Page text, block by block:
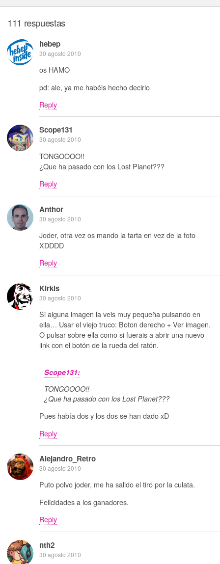
111 respuestas
hebep
30 agosto 2010
os HAMO
pd: ale, ya me habéis hecho decirlo
Reply
Scope131
30 agosto 2010
TONGOOOO!!
¿Que ha pasado con los Lost Planet???
Reply
Anthor
30 agosto 2010
Joder, otra vez os mando la tarta en vez de la foto
XDDDD
Reply
Kirkis
30 agosto 2010
Si alguna imagen la veis muy pequeña pulsando en
ella… Usar el viejo truco: Boton derecho + Ver imagen.
O pulsar sobre ella como si fuerais a abrir una nuevo
link con el botón de la rueda del ratón.
Scope131:
TONGOOOO!!
¿Que ha pasado con los Lost Planet???
Pues había dos y los dos se han dado xD
Reply
Alejandro_Retro
30 agosto 2010
Puto polvo joder, me ha salido el tiro por la culata.
Felicidades a los ganadores.
Reply
nth2
30 agosto 2010